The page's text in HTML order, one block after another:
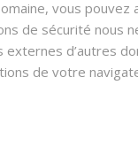
vous pouvez
de sécurité nous
externes d’autres
de votre